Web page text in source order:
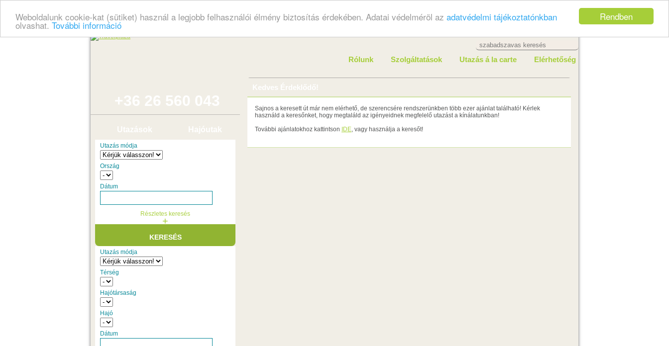
Rendben
Weboldalunk cookie-kat (sütiket) használ a legjobb felhasználói élmény biztosítás érdekében. Adatai védelméröl az adatvédelmi tájékoztatónkban
olvashat. További információ
Rólunk Szolgáltatások Utazás á la carte Elérhetőség
+36 26 560 043
Utazások Hajóutak
Utazás módja
Ország
Dátum
Részletes keresés
+
Utazás módja
Térség
Hajótársaság
Hajó
Dátum
Kedves Érdeklődő!
Sajnos a keresett út már nem elérhető, de szerencsére rendszerünkben több ezer ajánlat található! Kérlek
használd a keresőnket, hogy megtaláld az igényeidnek megfelelő utazást a kínálatunkban!
További ajánlatokhoz kattintson
IDE, vagy használja a keresőt!